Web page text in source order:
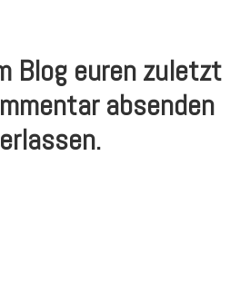
Blog euren zuletzt
absenden